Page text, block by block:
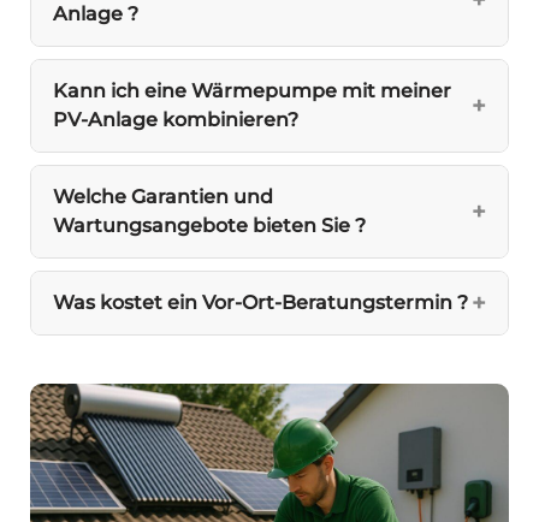
Anlage ?
Kann ich eine Wärmepumpe mit meiner
PV-Anlage kombinieren?
Welche Garantien und
Wartungsangebote bieten Sie ?
Was kostet ein Vor-Ort-Beratungstermin ?